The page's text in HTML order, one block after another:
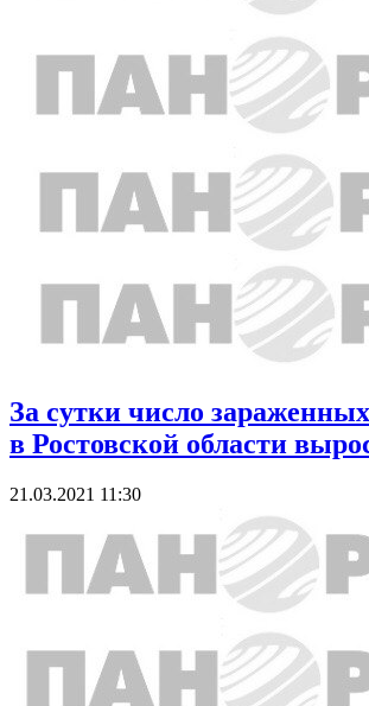
За сутки число
в Ростовской области
21.03.2021 11:30